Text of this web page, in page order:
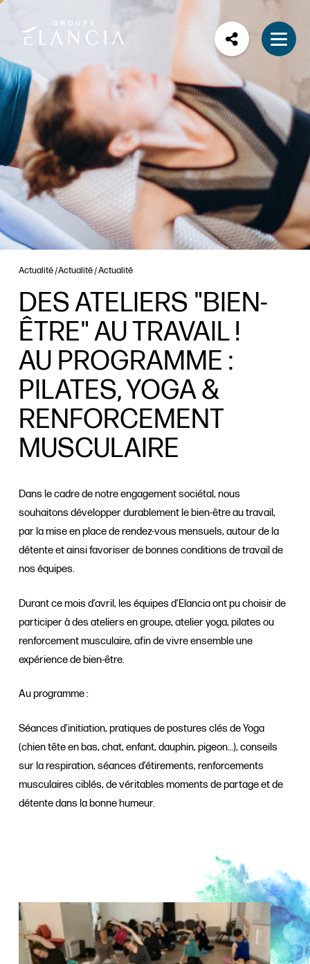
Actualité Actualité Actualité
DES ATELIERS "BIEN-
ÊTRE" AU TRAVAIL !
AU PROGRAMME :
PILATES, YOGA &
RENFORCEMENT
MUSCULAIRE
Dans le cadre de notre engagement sociétal, nous
souhaitons développer durablement le bien-être au travail,
par la mise en place de rendez-vous mensuels, autour de la
détente et ainsi favoriser de bonnes conditions de travail de
nos équipes.
Durant ce mois d’avril, les équipes d’Elancia ont pu choisir de
participer à des ateliers en groupe, atelier yoga, pilates ou
renforcement musculaire, afin de vivre ensemble une
expérience de bien-être.
Au programme :
Séances d’initiation, pratiques de postures clés de Yoga
(chien tête en bas, chat, enfant, dauphin, pigeon…), conseils
sur la respiration, séances d’étirements, renforcements
musculaires ciblés, de véritables moments de partage et de
détente dans la bonne humeur.